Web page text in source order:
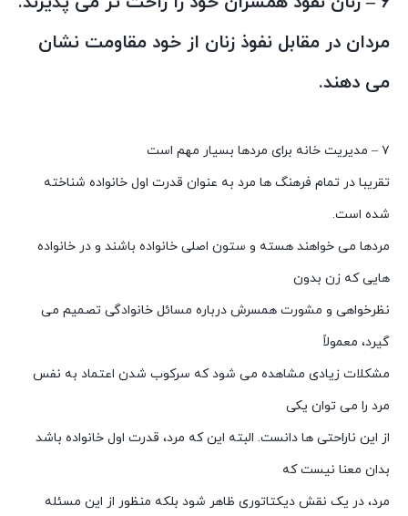
مردان در مقابل نفوذ زنان از خود مقاومت نشان
می دهند.
۷ – مدیریت خانه برای مردها بسیار مهم است
تقریبا در تمام فرهنگ ها مرد به عنوان قدرت اول خانواده شناخته
شده است.
مردها می خواهند هسته و ستون اصلی خانواده باشند و در خانواده
هایی که زن بدون
نظرخواهی و مشورت همسرش درباره مسائل خانوادگی تصمیم می
گیرد، معمولاً
مشکلات زیادی مشاهده می شود که سرکوب شدن اعتماد به نفس
مرد را می توان یکی
از این ناراحتی ها دانست. البته این که مرد، قدرت اول خانواده باشد
بدان معنا نیست که
مرد، در یک نقش دیکتاتوری ظاهر شود بلکه منظور از این مسئله